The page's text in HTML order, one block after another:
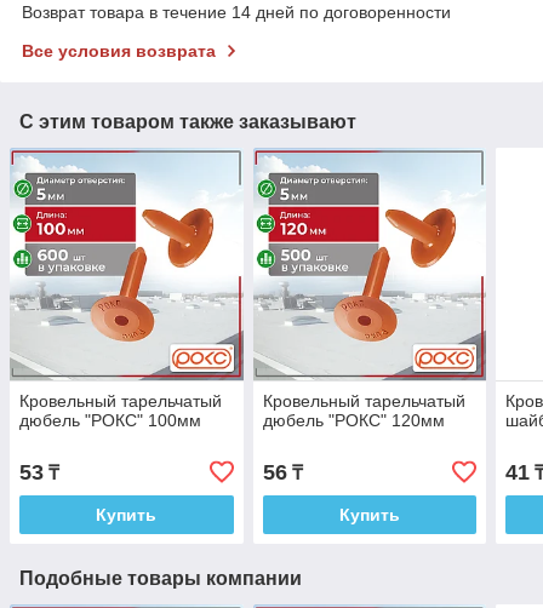
Возврат товара в течение 14 дней по договоренности
Все условия возврата
С этим товаром также заказывают
Кровельный тарельчатый
дюбель "РОКС" 100мм
53 ₸
Купить
Кровельный тарельчатый
дюбель "РОКС" 120мм
56₸
Купить
41
Подобные товары компании